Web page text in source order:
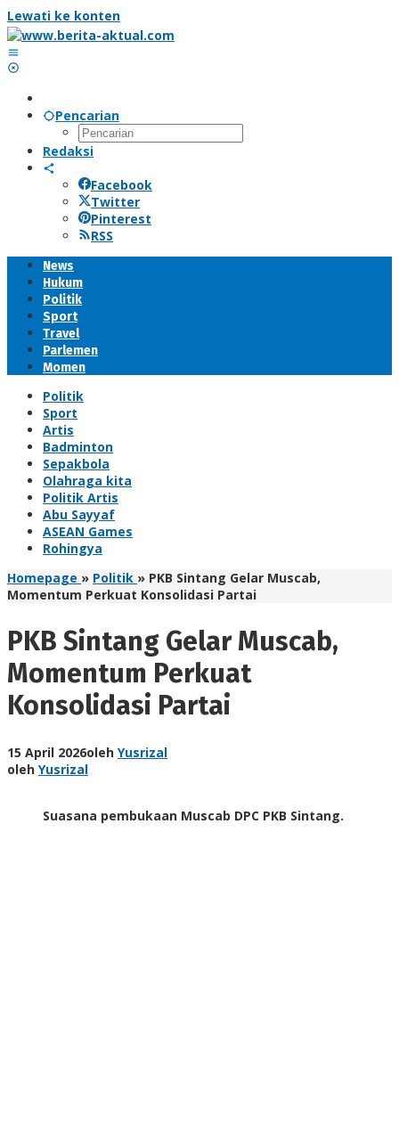
Lewati ke konten
Pencarian
Redaksi
Facebook
Twitter
Pinterest
RSS
News
Hukum
Politik
Sport
Travel
Parlemen
Momen
Politik
Sport
Artis
Badminton
Sepakbola
Olahraga kita
Politik Artis
Abu Sayyaf
ASEAN Games
Rohingya
Homepage » Politik » PKB Sintang Gelar Muscab,
Momentum Perkuat Konsolidasi Partai
PKB Sintang Gelar Muscab,
Momentum Perkuat
Konsolidasi Partai
15 April 2026oleh Yusrizal
oleh Yusrizal
Suasana pembukaan Muscab DPC PKB Sintang.